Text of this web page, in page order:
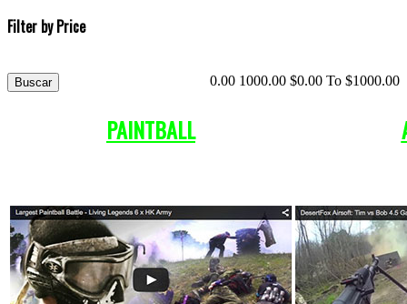
Filter by Price
0.00 1000.00 $0.00 To $1000.00
PAINTBALL